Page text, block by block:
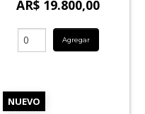
AR$ 19.800,00
Agregar
NUEVO